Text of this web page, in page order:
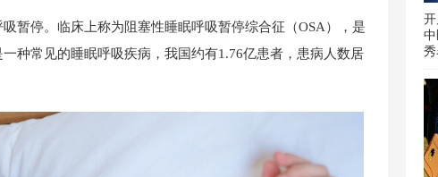
停。临床上称为阻塞性睡眠呼吸暂停综合征（OSA），是
种常见的睡眠呼吸疾病，我国约有1.76亿患者，患病人数居